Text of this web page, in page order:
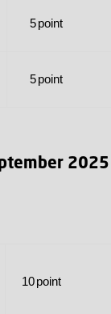
5point
5point
10point